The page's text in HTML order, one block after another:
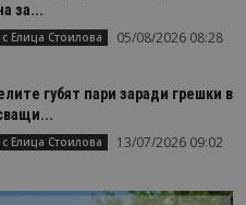
за...
Елица Стоилова 05/08/2026 08:28
губят пари заради грешки в
Елица Стоилова 13/07/2026 09:02